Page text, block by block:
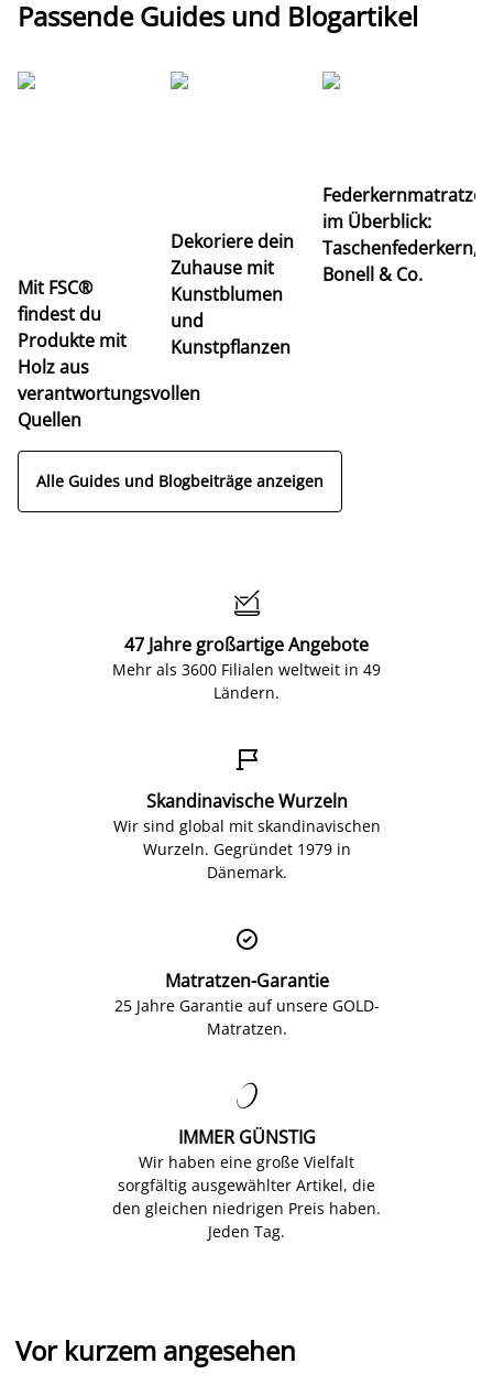
Passende Guides und Blogartikel
Mit FSC®
findest du
Produkte mit
Holz aus
verantwortungsvollen
Quellen
Dekoriere dein
Zuhause mit
Kunstblumen
und
Kunstpflanzen
im Überblick:
Taschenfederkern,
Bonell & Co.
Alle Guides und Blogbeiträge anzeigen

47 Jahre großartige Angebote
Mehr als 3600 Filialen weltweit in 49
Ländern.

Skandinavische Wurzeln
Wir sind global mit skandinavischen
Wurzeln. Gegründet 1979 in
Dänemark.

Matratzen-Garantie
25 Jahre Garantie auf unsere GOLD-
Matratzen.

IMMER GÜNSTIG
Wir haben eine große Vielfalt
sorgfältig ausgewählter Artikel, die
den gleichen niedrigen Preis haben.
Jeden Tag.
Vor kurzem angesehen